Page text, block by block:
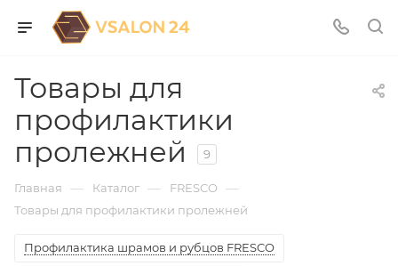
Товары для
профилактики
пролежней
9
Главная — Каталог — FRESCO —
Товары для профилактики пролежней
Профилактика шрамов и рубцов FRESCO